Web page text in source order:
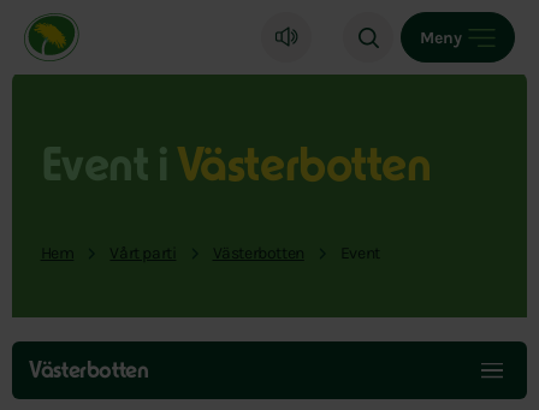
Miljöpartiet de gröna, startsida
Meny
Event i Västerbotten
Hem Vårt parti Västerbotten Event
Hoppa
över
menyn
Västerbotten